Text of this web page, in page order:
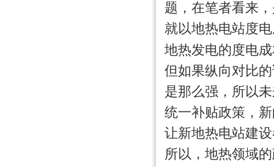
题，在笔者看来
就以地热电站度
地热发电的度电
但如果纵向对比
是那么强，所以
统一补贴政策，
让新地热电站建
所以，地热领域